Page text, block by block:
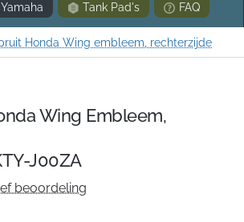
Yamaha Tank Pad's FAQ
Honda Wing embleem, rechterzijde
Wing Embleem,
J00ZA
beoordeling